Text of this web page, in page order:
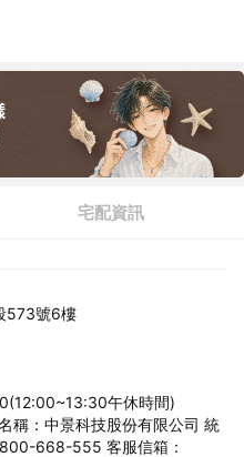
宅配資訊
573號6樓
午休時間)
：中景科技股份有限公司 統
668-555 客服信箱：